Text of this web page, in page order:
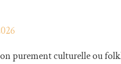
purement culturelle ou